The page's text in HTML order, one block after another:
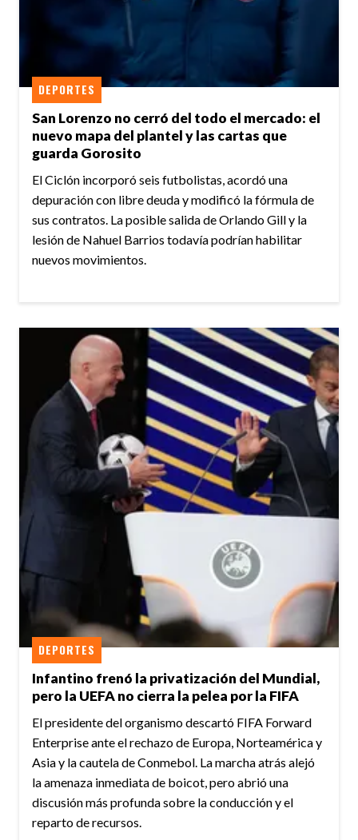
San Lorenzo no cerró del todo el mercado: el
nuevo mapa del plantel y las cartas que
guarda Gorosito
DEPORTES
El Ciclón incorporó seis futbolistas, acordó una
depuración con libre deuda y modificó la fórmula de
sus contratos. La posible salida de Orlando Gill y la
lesión de Nahuel Barrios todavía podrían habilitar
nuevos movimientos.
Infantino frenó la privatización del Mundial,
pero la UEFA no cierra la pelea por la FIFA
DEPORTES
El presidente del organismo descartó FIFA Forward
Enterprise ante el rechazo de Europa, Norteamérica y
Asia y la cautela de Conmebol. La marcha atrás alejó
la amenaza inmediata de boicot, pero abrió una
discusión más profunda sobre la conducción y el
reparto de recursos.